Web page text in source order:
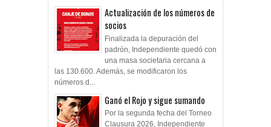
Actualización de los números de
socios
Finalizada la depuración del
padrón, Independiente quedó con
una masa societaria cercana a
las 130.600. Además, se modificaron los
números d...
Ganó el Rojo y sigue sumando
Por la segunda fecha del Torneo
Clausura 2026, Independiente